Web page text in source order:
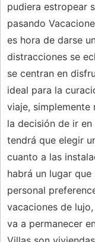
pudiera estropear
pasando
es hora de darse
distracciones se
se centran en
ideal para la
viaje, simplemente
la decisión de ir
tendrá que elegir
cuanto a las
habrá un lugar
personal
vacaciones de
va a permanecer